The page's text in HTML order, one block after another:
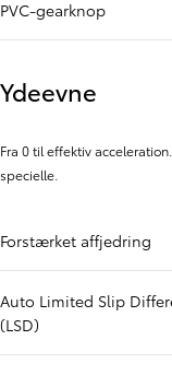
PVC-gearknop
Ydeevne
Fra 0 til effektiv
specielle.
Forstærket affjedring
Auto Limited Slip
(LSD)